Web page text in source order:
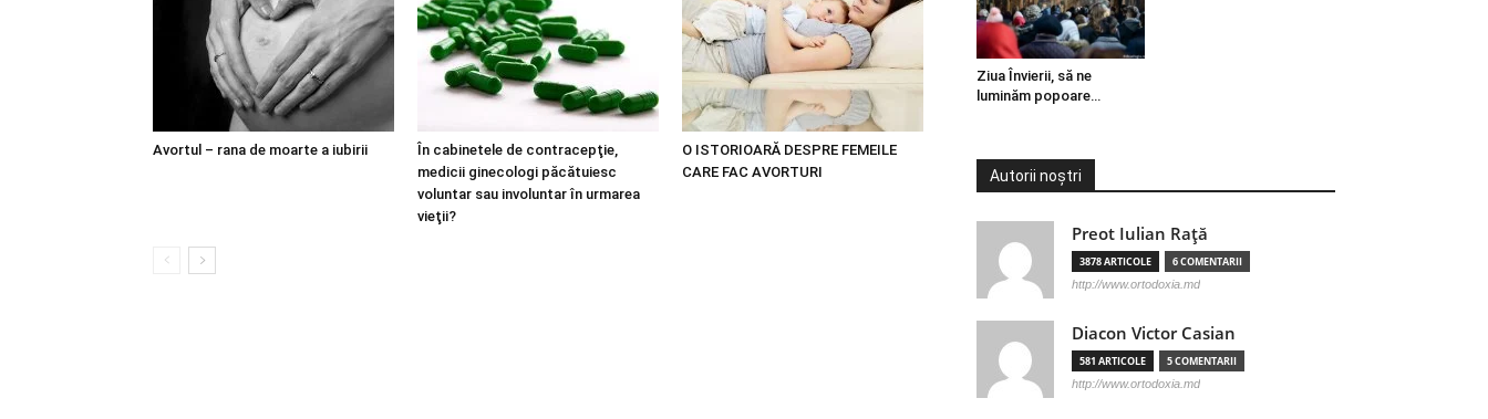
Avortul – rana de moarte a iubirii
În cabinetele de contracepţie,
medicii ginecologi păcătuiesc
voluntar sau involuntar în urmarea
vieţii?
O ISTORIOARĂ DESPRE FEMEILE
CARE FAC AVORTURI
Ziua Învierii, să ne
luminăm popoare…
Autorii noștri
Preot Iulian Raţă
3878 ARTICOLE 6 COMENTARII
http://www.ortodoxia.md
Diacon Victor Casian
581 ARTICOLE 5 COMENTARII
http://www.ortodoxia.md